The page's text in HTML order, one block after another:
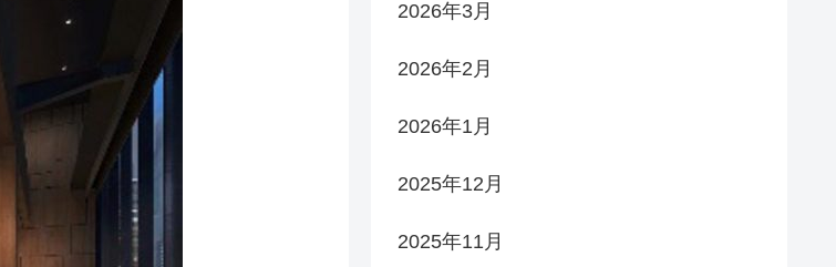
2026年3月
2026年2月
2026年1月
2025年12月
2025年11月